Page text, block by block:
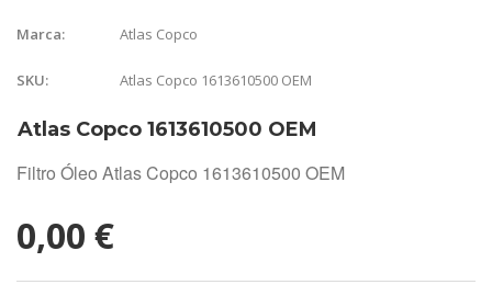
Marca: Atlas Copco
SKU: Atlas Copco 1613610500 OEM
Atlas Copco 1613610500 OEM
Filtro Óleo Atlas Copco 1613610500 OEM
0,00 €